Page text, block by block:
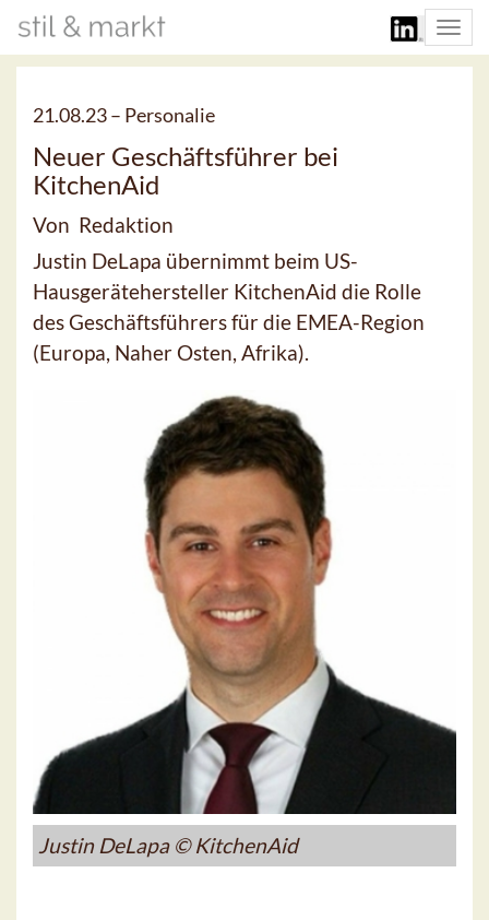
21.08.23 – Personalie
Neuer Geschäftsführer bei
KitchenAid
Von Redaktion
Justin DeLapa übernimmt beim US-
Hausgerätehersteller KitchenAid die Rolle
des Geschäftsführers für die EMEA-Region
(Europa, Naher Osten, Afrika).
Justin DeLapa © KitchenAid